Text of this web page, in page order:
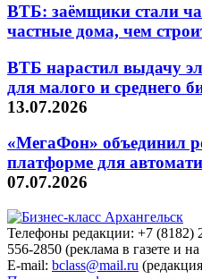
ВТБ: заёмщики стали
частные дома, чем
ВТБ нарастил выдачу
для малого и среднего
13.07.2026
«МегаФон» объединил
платформе для
07.07.2026
Телефоны редакции: +7 (8182)
556-2850 (реклама в газете и на
E-mail: bclass@mail.ru